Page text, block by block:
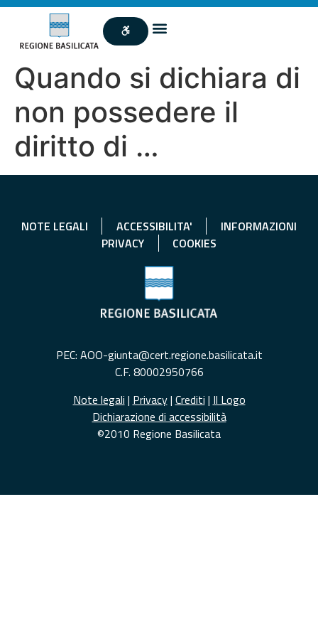
Quando si dichiara di
non possedere il
diritto di …
NOTE LEGALI ACCESSIBILITA'
INFORMAZIONI
PRIVACY
COOKIES
PEC: AOO-giunta@cert.regione.basilicata.it
C.F. 80002950766
Note legali | Privacy| Crediti | Il Logo
Dichiarazione di accessibilità
©2010 Regione Basilicata